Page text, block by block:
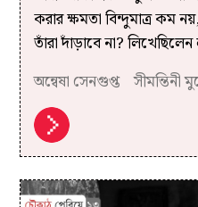
করার ক্ষমতা বিন্দুমাত্র কম
তাঁরা দাঁড়াবে না?
অন্বেষা সেনগুপ্ত সীমন্তিনী